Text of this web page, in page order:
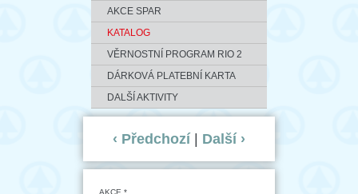
AKCE SPAR
KATALOG
VĚRNOSTNÍ PROGRAM RIO 2
DÁRKOVÁ PLATEBNÍ KARTA
DALŠÍ AKTIVITY
‹ Předchozí Další ›
AKCE *